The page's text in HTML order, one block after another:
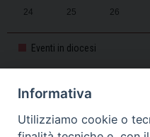
24 25 26
31 1 2
Eventi in diocesi
CALENDARIO
Informativa
Utilizziamo cookie o